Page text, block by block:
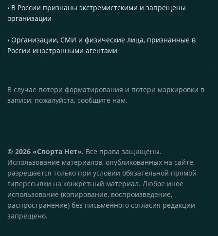
› В России признаны экстремистскими и запрещены
организации
› Организации, СМИ и физические лица, признанные в
России иностранными агентами
В случае потери форматирования и потери маркировки в
записи, пожалуйста, сообщите нам.
© 2026 «Спорта Нет». Все права защищены.
Использование материалов, опубликованных на сайте,
разрешается только при условии обязательной прямой
гиперссылки на конкретный материал. Любое иное
использование (копирование, воспроизведение,
распространение) без письменного согласия редакции
запрещено.